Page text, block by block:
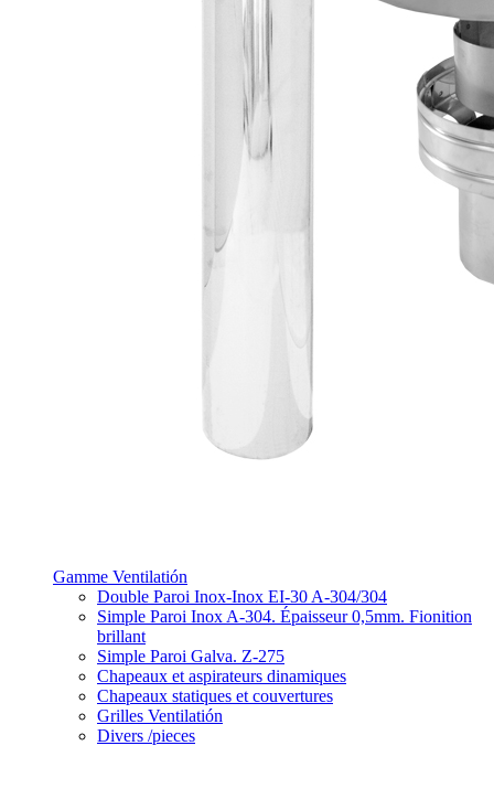
Gamme Ventilatión
Double Paroi Inox-Inox EI-30 A-304/304
Simple Paroi Inox A-304. Épaisseur 0,5mm. Fionition
brillant
Simple Paroi Galva. Z-275
Chapeaux et aspirateurs dinamiques
Chapeaux statiques et couvertures
Grilles Ventilatión
Divers /pieces